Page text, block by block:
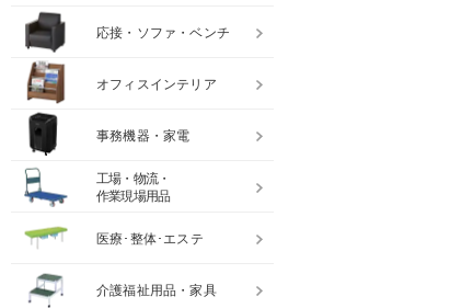
応接・ソファ・ベンチ
オフィスインテリア
事務機器・家電
工場・物流・
作業現場用品
医療･整体･エステ
介護福祉用品・家具